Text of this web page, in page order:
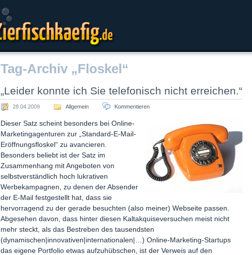
Zierfischkaefig.de
Tag-Archiv „Floskel“
„Leider konnte ich Sie telefonisch nicht erreichen.“
28.04.2009 Allgemein Kommentieren
Dieser Satz scheint besonders bei Online-
Marketingagenturen zur „Standard-E-Mail-
Eröffnungsfloskel“ zu avancieren.
Besonders beliebt ist der Satz im
Zusammenhang mit Angeboten von
selbstverständlich hoch lukrativen
Werbekampagnen, zu denen der Absender
der E-Mail festgestellt hat, dass sie
hervorragend zu der gerade besuchten (also meiner) Webseite passen.
Abgesehen davon, dass hinter diesen Kaltakquiseversuchen meist nicht
mehr steckt, als das Bestreben des tausendsten
(dynamischen|innovativen|internationalen|…) Online-Marketing-Startups
das eigene Portfolio etwas aufzuhübschen, ist der Verweis auf den